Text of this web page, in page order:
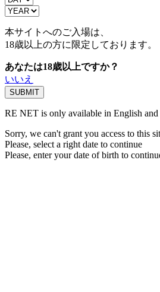
本サイトへのご入場は、
18歳以上の方に限定しております。
あなたは18歳以上ですか？
いいえ
RE NET is only available in English and
Sorry, we can't grant you access to this
Please, select a right date to continue
Please, enter your date of birth to